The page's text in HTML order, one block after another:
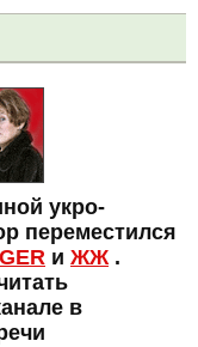
укро-
переместился
и ЖЖ.
в